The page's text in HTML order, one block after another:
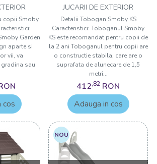
copii Smoby
Garden
aparte si
vii, va
sau
cos
JUCARII DE EXTERIOR
Detalii Tobogan Smoby KS
Caracteristici: Toboganul Smoby
KS este recomandat pentru copii de
la 2 ani Toboganul pentru copii are
o constructie stabila, care are o
suprafata de alunecare de 1,5
metri...
412,82 RON
Adauga in cos
NOU